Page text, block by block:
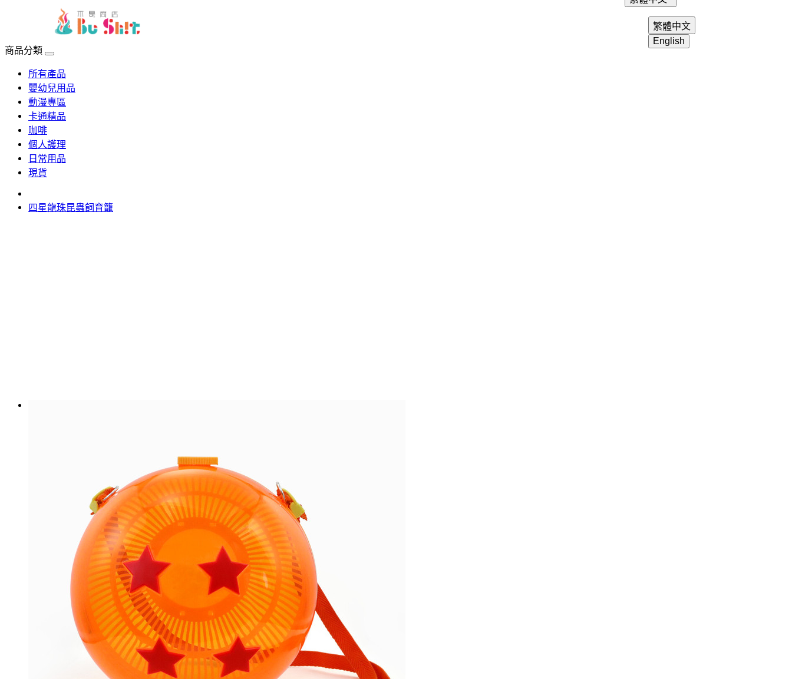
繁體中文
English
商品分類
所有產品
嬰幼兒用品
動漫專區
卡通精品
咖啡
個人護理
日常用品
現貨
四星龍珠昆蟲飼育籠